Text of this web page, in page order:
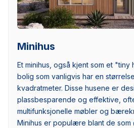
Minihus
Et minihus, også kjent som et "tiny
bolig som vanligvis har en
kvadratmeter. Disse husene er
plassbesparende og effektive,
multifunksjonelle møbler og
Minihus er populære blant de som